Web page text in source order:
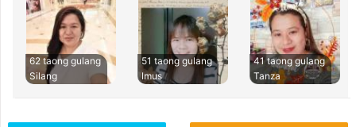
62 taong gulang
Silang
51 taong gulang
Imus
41 taong gulang
Tanza